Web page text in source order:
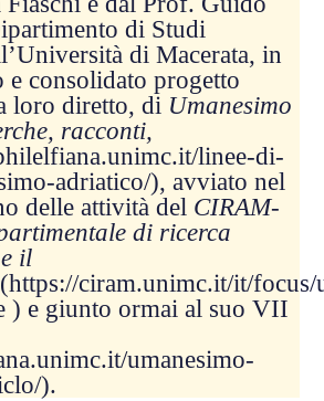
di Studi
di Macerata, in
e consolidato progetto
loro diretto, di Umanesimo
racconti,
linee-di-
adriatico/), avviato nel
delle attività del CIRAM-
di ricerca
il
(https://ciram.unimc.it/it/focus/
) e giunto ormai al suo VII
umanesimo-
).